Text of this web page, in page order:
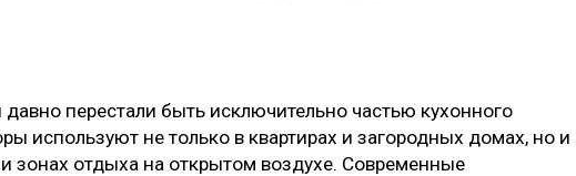
перестали быть исключительно частью кухонного
используют не только в квартирах и загородных домах, но и
и зонах отдыха на открытом воздухе. Современные